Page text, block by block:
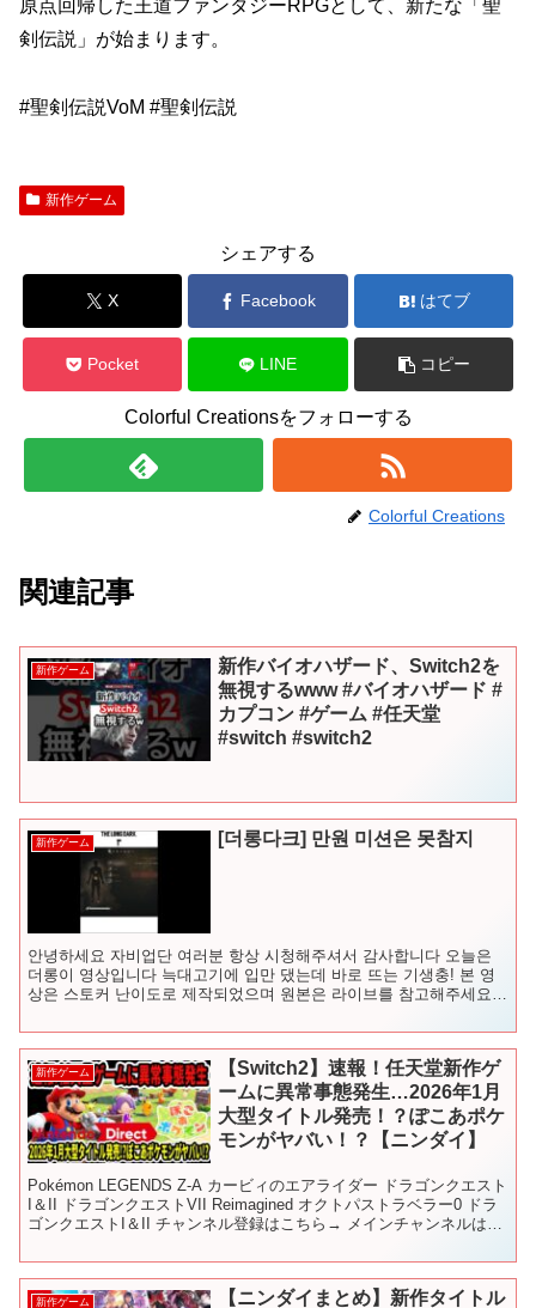
原点回帰した王道ファンタジーRPGとして、新たな「聖
剣伝説」が始まります。
#聖剣伝説VoM #聖剣伝説
新作ゲーム
シェアする
X Facebook はてブ
Pocket LINE コピー
Colorful Creationsをフォローする
Colorful Creations
関連記事
新作ゲーム
新作バイオハザード、Switch2を
無視するwww #バイオハザード #
カプコン #ゲーム #任天堂
#switch #switch2
新作ゲーム [더롱다크] 만원 미션은 못참지
안녕하세요 자비업단 여러분 항상 시청해주셔서 감사합니다 오늘은
더롱이 영상입니다 늑대고기에 입만 댔는데 바로 뜨는 기생충! 본 영
상은 스토커 난이도로 제작되었으며 원본은 라이브를 참고해주세요
新作ゲーム
【Switch2】速報！任天堂新作ゲ
ームに異常事態発生…2026年1月
大型タイトル発売！？ぽこあポケ
モンがヤバい！？【ニンダイ】
Pokémon LEGENDS Z-A カービィのエアライダー ドラゴンクエスト
I＆II ドラゴンクエストVII Reimagined オクトパストラベラー0 ドラ
ゴンクエストI＆II チャンネル登録はこちら→ メインチャンネルはこ
新作ゲーム
【ニンダイまとめ】新作タイトル